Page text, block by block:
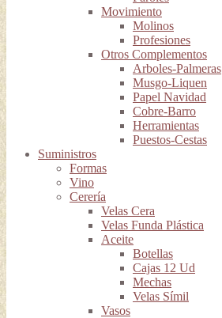
Movimiento
Molinos
Profesiones
Otros Complementos
Arboles-Palmeras
Musgo-Liquen
Papel Navidad
Cobre-Barro
Herramientas
Puestos-Cestas
Suministros
Formas
Vino
Cerería
Velas Cera
Velas Funda Plástica
Aceite
Botellas
Cajas 12 Ud
Mechas
Velas Símil
Vasos